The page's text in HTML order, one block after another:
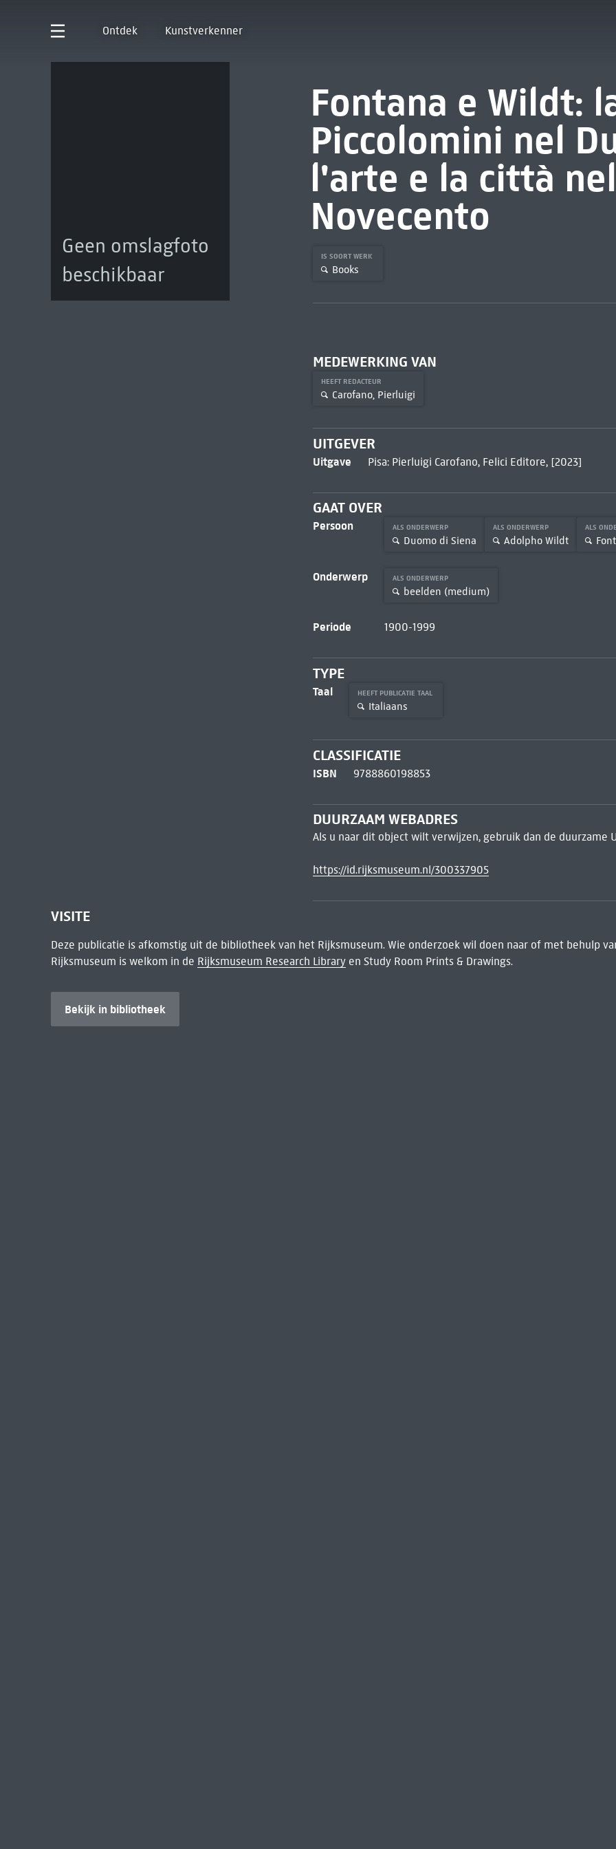
Ontdek Kunstverkenner
Geen omslagfoto
beschikbaar
Fontana e Wildt:
Piccolomini nel
l'arte e la città
Novecento
IS SOORT WERK
Books
MEDEWERKING VAN
HEEFT REDACTEUR
Carofano, Pierluigi
UITGEVER
Uitgave Pisa: Pierluigi Carofano, Felici Editore, [2023]
GAAT OVER
Persoon ALS ONDERWERP
Duomo di Siena
ALS ONDERWERP
Adolpho Wildt
ALS
Onderwerp ALS ONDERWERP
beelden (medium)
Periode 1900-1999
TYPE
Taal HEEFT PUBLICATIE TAAL
Italiaans
CLASSIFICATIE
ISBN 9788860198853
DUURZAAM WEBADRES
Als u naar dit object wilt verwijzen, gebruik dan de duurzame
https://id.rijksmuseum.nl/300337905
VISITE
Deze publicatie is afkomstig uit de bibliotheek van het Rijksmuseum. Wie onderzoek wil doen naar of met behulp
Rijksmuseum is welkom in de Rijksmuseum Research Libraryen Study Room Prints & Drawings.
Bekijk in bibliotheek